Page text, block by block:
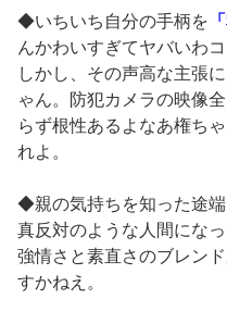
◆いちいち自分の手柄を
んかわいすぎてヤバいわ
しかし、その声高な主張
ゃん。防犯カメラの映像
らず根性あるよなあ権ち
れよ。
◆親の気持ちを知った途
真反対のような人間にな
強情さと素直さのブレン
すかねえ。